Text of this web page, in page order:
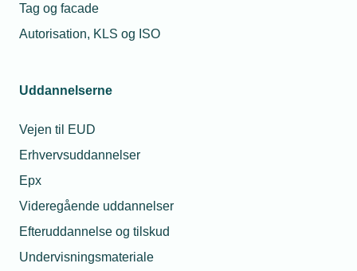
Tag og facade
Autorisation, KLS og ISO
Uddannelserne
Vejen til EUD
Erhvervsuddannelser
Epx
Videregående uddannelser
Efteruddannelse og tilskud
Undervisningsmateriale
Relaterede nyheder
erhvervsskolerne